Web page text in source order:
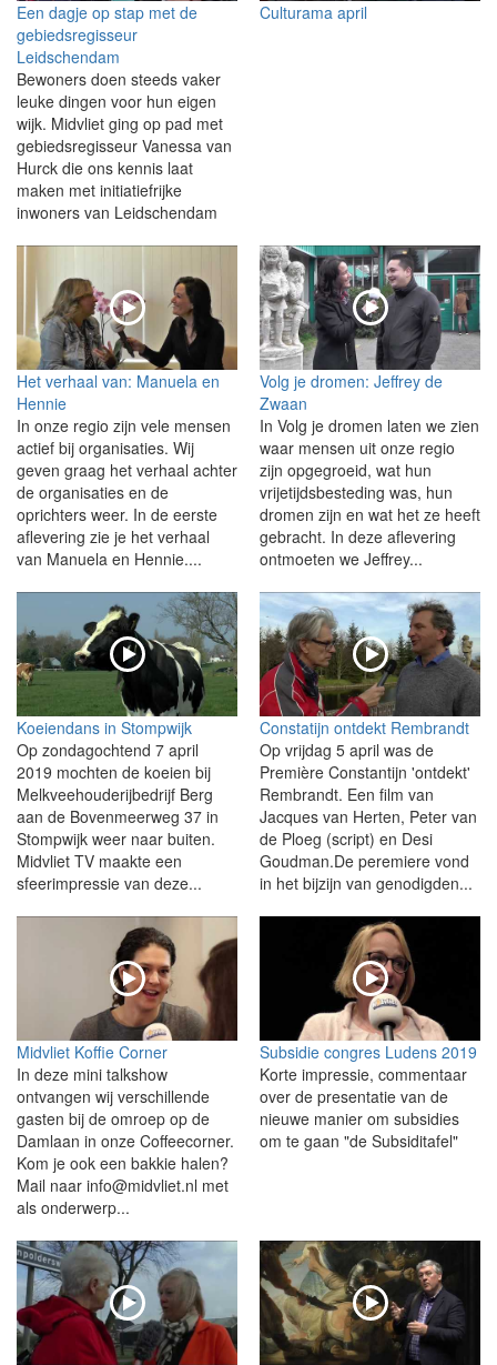
Een dagje op stap met de
gebiedsregisseur
Leidschendam
Bewoners doen steeds vaker
leuke dingen voor hun eigen
wijk. Midvliet ging op pad met
gebiedsregisseur Vanessa van
Hurck die ons kennis laat
maken met initiatiefrijke
inwoners van Leidschendam
Culturama april
Het verhaal van: Manuela en
Hennie
In onze regio zijn vele mensen
actief bij organisaties. Wij
geven graag het verhaal achter
de organisaties en de
oprichters weer. In de eerste
aflevering zie je het verhaal
van Manuela en Hennie....
Volg je dromen: Jeffrey de
Zwaan
In Volg je dromen laten we zien
waar mensen uit onze regio
zijn opgegroeid, wat hun
vrijetijdsbesteding was, hun
dromen zijn en wat het ze heeft
gebracht. In deze aflevering
ontmoeten we Jeffrey...
Koeiendans in Stompwijk
Op zondagochtend 7 april
2019 mochten de koeien bij
Melkveehouderijbedrijf Berg
aan de Bovenmeerweg 37 in
Stompwijk weer naar buiten.
Midvliet TV maakte een
sfeerimpressie van deze...
Constatijn ontdekt Rembrandt
Op vrijdag 5 april was de
Première Constantijn 'ontdekt'
Rembrandt. Een film van
Jacques van Herten, Peter van
de Ploeg (script) en Desi
Goudman.De peremiere vond
in het bijzijn van genodigden...
Midvliet Koffie Corner
In deze mini talkshow
ontvangen wij verschillende
gasten bij de omroep op de
Damlaan in onze Coffeecorner.
Kom je ook een bakkie halen?
Mail naar info@midvliet.nl met
als onderwerp...
Subsidie congres Ludens 2019
Korte impressie, commentaar
over de presentatie van de
nieuwe manier om subsidies
om te gaan "de Subsiditafel"